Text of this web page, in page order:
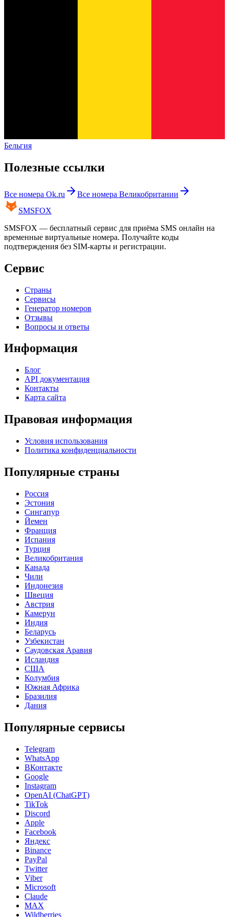
Бельгия
Полезные ссылки
Все номера Ok.ru Все номера Великобритании
SMSFOX
SMSFOX — бесплатный сервис для приёма SMS онлайн на
временные виртуальные номера. Получайте коды
подтверждения без SIM-карты и регистрации.
Сервис
Страны
Сервисы
Генератор номеров
Отзывы
Вопросы и ответы
Информация
Блог
API документация
Контакты
Карта сайта
Правовая информация
Условия использования
Политика конфиденциальности
Популярные страны
Россия
Эстония
Сингапур
Йемен
Франция
Испания
Турция
Великобритания
Канада
Чили
Индонезия
Швеция
Австрия
Камерун
Индия
Беларусь
Узбекистан
Саудовская Аравия
Исландия
США
Колумбия
Южная Африка
Бразилия
Дания
Популярные сервисы
Telegram
WhatsApp
ВКонтакте
Google
Instagram
OpenAI (ChatGPT)
TikTok
Discord
Apple
Facebook
Яндекс
Binance
PayPal
Twitter
Viber
Microsoft
Claude
MAX
Wildberries